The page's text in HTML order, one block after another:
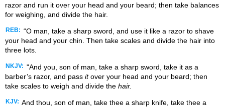
razor and run it over your head and your beard; then take balances
for weighing, and divide the hair.
REB: “O man, take a sharp sword, and use it like a razor to shave
your head and your chin. Then take scales and divide the hair into
three lots.
NKJV: "And you, son of man, take a sharp sword, take it as a
barber’s razor, and pass itover your head and your beard; then
take scales to weigh and divide the hair.
KJV: And thou, son of man, take thee a sharp knife, take thee a